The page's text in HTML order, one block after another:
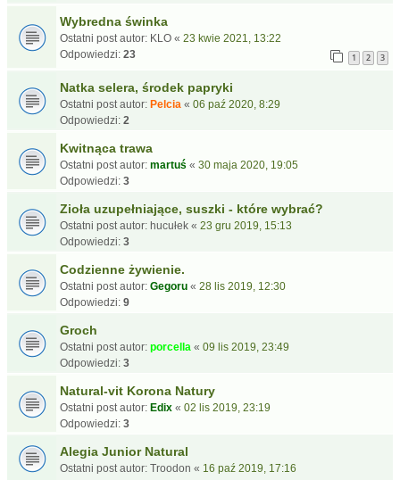
Wybredna świnka
Ostatni post autor: KLO « 23 kwie 2021, 13:22
Odpowiedzi: 23 1 2 3
Natka selera, środek papryki
Ostatni post autor: Pelcia « 06 paź 2020, 8:29
Odpowiedzi: 2
Kwitnąca trawa
Ostatni post autor: martuś « 30 maja 2020, 19:05
Odpowiedzi: 3
Zioła uzupełniające, suszki - które wybrać?
Ostatni post autor: hucułek « 23 gru 2019, 15:13
Odpowiedzi: 3
Codzienne żywienie.
Ostatni post autor: Gegoru « 28 lis 2019, 12:30
Odpowiedzi: 9
Groch
Ostatni post autor: porcella « 09 lis 2019, 23:49
Odpowiedzi: 3
Natural-vit Korona Natury
Ostatni post autor: Edix « 02 lis 2019, 23:19
Odpowiedzi: 3
Alegia Junior Natural
Ostatni post autor: Troodon « 16 paź 2019, 17:16